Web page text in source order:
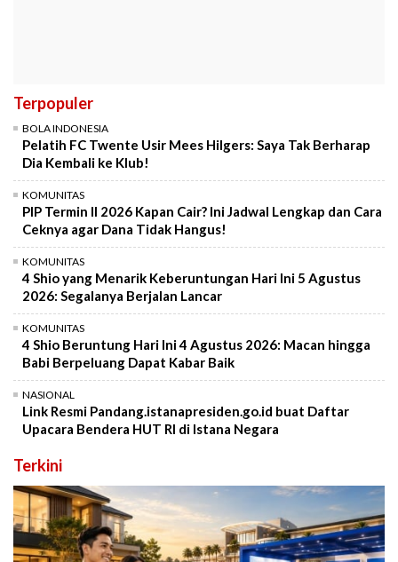
Terpopuler
BOLA INDONESIA
Pelatih FC Twente Usir Mees Hilgers: Saya Tak Berharap
Dia Kembali ke Klub!
KOMUNITAS
PIP Termin II 2026 Kapan Cair? Ini Jadwal Lengkap dan Cara
Ceknya agar Dana Tidak Hangus!
KOMUNITAS
4 Shio yang Menarik Keberuntungan Hari Ini 5 Agustus
2026: Segalanya Berjalan Lancar
KOMUNITAS
4 Shio Beruntung Hari Ini 4 Agustus 2026: Macan hingga
Babi Berpeluang Dapat Kabar Baik
NASIONAL
Link Resmi Pandang.istanapresiden.go.id buat Daftar
Upacara Bendera HUT RI di Istana Negara
Terkini